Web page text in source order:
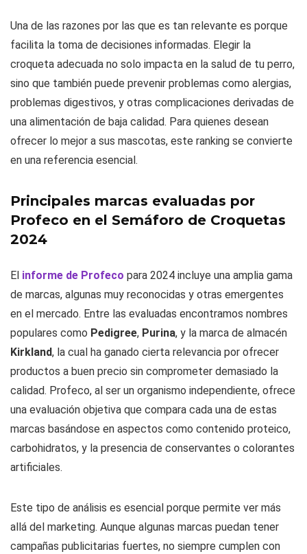
Una de las razones por las que es tan relevante es porque
facilita la toma de decisiones informadas. Elegir la
croqueta adecuada no solo impacta en la salud de tu perro,
sino que también puede prevenir problemas como alergias,
problemas digestivos, y otras complicaciones derivadas de
una alimentación de baja calidad. Para quienes desean
ofrecer lo mejor a sus mascotas, este ranking se convierte
en una referencia esencial.
Principales marcas evaluadas por
Profeco en el Semáforo de Croquetas
2024
El informe de Profeco para 2024 incluye una amplia gama
de marcas, algunas muy reconocidas y otras emergentes
en el mercado. Entre las evaluadas encontramos nombres
populares como Pedigree, Purina, y la marca de almacén
Kirkland, la cual ha ganado cierta relevancia por ofrecer
productos a buen precio sin comprometer demasiado la
calidad. Profeco, al ser un organismo independiente, ofrece
una evaluación objetiva que compara cada una de estas
marcas basándose en aspectos como contenido proteico,
carbohidratos, y la presencia de conservantes o colorantes
artificiales.
Este tipo de análisis es esencial porque permite ver más
allá del marketing. Aunque algunas marcas puedan tener
campañas publicitarias fuertes, no siempre cumplen con